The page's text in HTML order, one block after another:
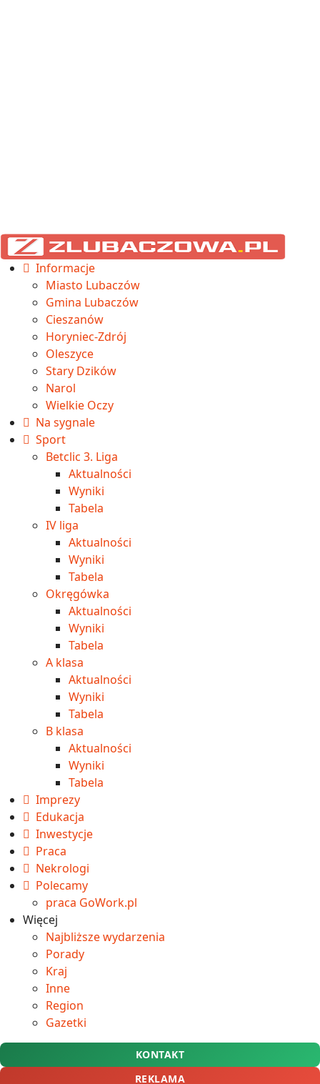
Informacje
Miasto Lubaczów
Gmina Lubaczów
Cieszanów
Horyniec-Zdrój
Oleszyce
Stary Dzików
Narol
Wielkie Oczy
Na sygnale
Sport
Betclic 3. Liga
Aktualności
Wyniki
Tabela
IV liga
Aktualności
Wyniki
Tabela
Okręgówka
Aktualności
Wyniki
Tabela
A klasa
Aktualności
Wyniki
Tabela
B klasa
Aktualności
Wyniki
Tabela
Imprezy
Edukacja
Inwestycje
Praca
Nekrologi
Polecamy
praca GoWork.pl
Więcej
Najbliższe wydarzenia
Porady
Kraj
Inne
Region
Gazetki
KONTAKT
REKLAMA